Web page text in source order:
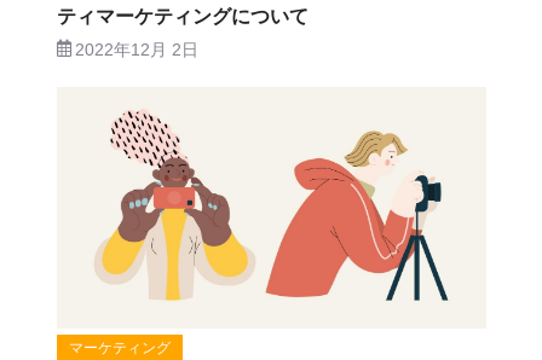
ティマーケティングについて
2022年12月 2日
マーケティング